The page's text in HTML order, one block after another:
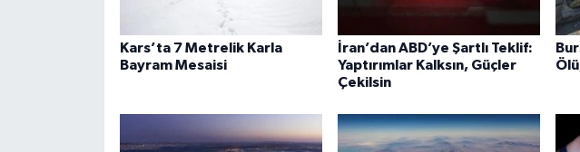
Kars’ta 7 Metrelik Karla
Bayram Mesaisi
İran’dan ABD’ye Şartlı Teklif:
Yaptırımlar Kalksın, Güçler
Çekilsin